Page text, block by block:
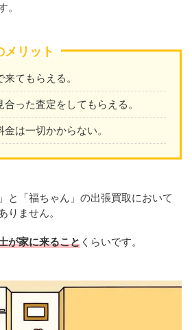
。
メリット
てもらえる。
った査定をしてもらえる。
は一切かからない。
と「福ちゃん」の出張買取において
りません。
が家に来ること くらいです。